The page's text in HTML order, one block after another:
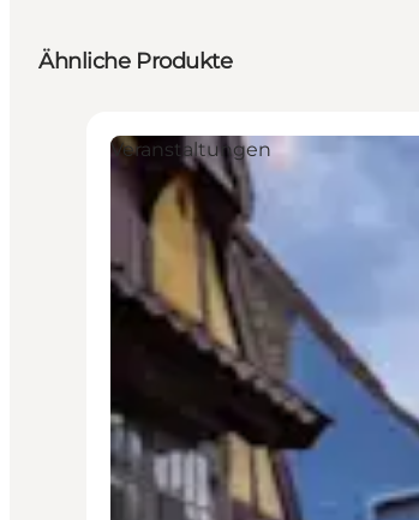
Ähnliche Produkte
Veranstaltungen